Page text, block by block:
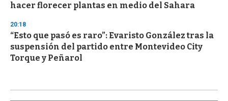
hacer florecer plantas en medio del Sahara
20:18
“Esto que pasó es raro”: Evaristo González tras la
suspensión del partido entre Montevideo City
Torque y Peñarol